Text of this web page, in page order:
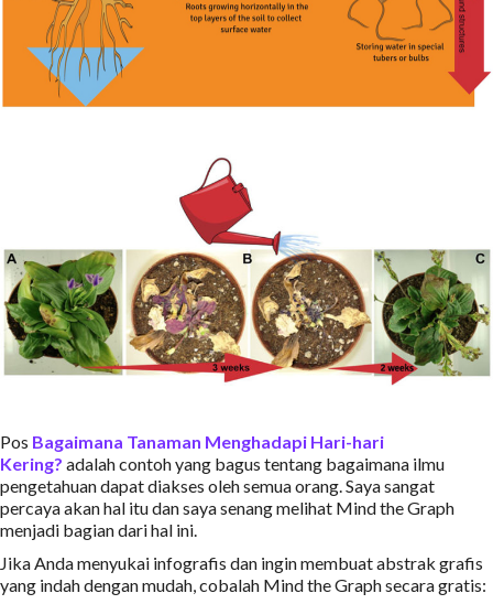
Pos Bagaimana Tanaman Menghadapi Hari-hari
Kering? adalah contoh yang bagus tentang bagaimana ilmu
pengetahuan dapat diakses oleh semua orang. Saya sangat
percaya akan hal itu dan saya senang melihat Mind the Graph
menjadi bagian dari hal ini.
Jika Anda menyukai infografis dan ingin membuat abstrak grafis
yang indah dengan mudah, cobalah Mind the Graph secara gratis: